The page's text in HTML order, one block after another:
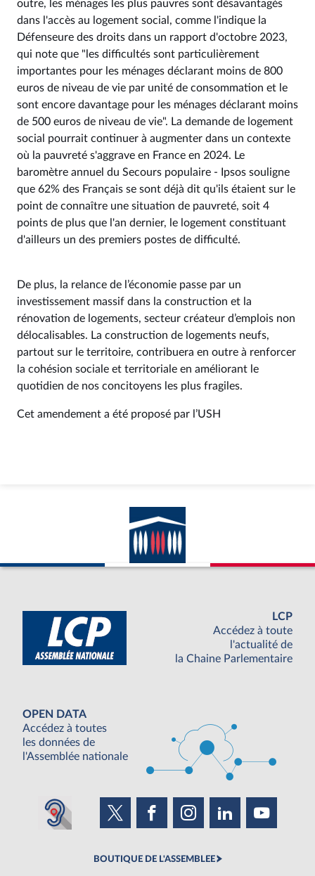
outre, les ménages les plus pauvres sont désavantagés
dans l'accès au logement social, comme l'indique la
Défenseure des droits dans un rapport d'octobre 2023,
qui note que "les difficultés sont particulièrement
importantes pour les ménages déclarant moins de 800
euros de niveau de vie par unité de consommation et le
sont encore davantage pour les ménages déclarant moins
de 500 euros de niveau de vie". La demande de logement
social pourrait continuer à augmenter dans un contexte
où la pauvreté s'aggrave en France en 2024. Le
baromètre annuel du Secours populaire - Ipsos souligne
que 62% des Français se sont déjà dit qu'ils étaient sur le
point de connaître une situation de pauvreté, soit 4
points de plus que l'an dernier, le logement constituant
d'ailleurs un des premiers postes de difficulté.
De plus, la relance de l’économie passe par un
investissement massif dans la construction et la
rénovation de logements, secteur créateur d’emplois non
délocalisables. La construction de logements neufs,
partout sur le territoire, contribuera en outre à renforcer
la cohésion sociale et territoriale en améliorant le
quotidien de nos concitoyens les plus fragiles.
Cet amendement a été proposé par l’USH
LCP
Accédez à toute
l'actualité de
la Chaine Parlementaire
OPEN DATA
Accédez à toutes
les données de
l'Assemblée nationale
BOUTIQUE DE L'ASSEMBLEE